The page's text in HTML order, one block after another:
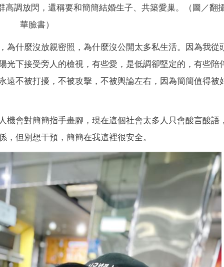
調放閃，還稱要和簡簡結婚生子、共築愛巢。（圖／翻
華臉書）
為什麼沒放親密照，為什麼沒公開太多私生活。因為我從
光下接受旁人的檢視，有些愛，是低調卻堅定的，有些陪
遠不被打擾，不被攻擊，不被輿論左右，因為簡簡值得被
機會對簡簡指手畫腳，現在這個社會太多人只會酸言酸語
但別想干預，簡簡在我這裡很安全。